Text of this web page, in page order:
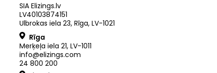
SIA Elizings.lv
LV40103874151
Ulbrokas iela 23, Rīga, LV-1021
Rīga
Merķeļa iela 21, LV-1011
info@elizings.com
24 800 200